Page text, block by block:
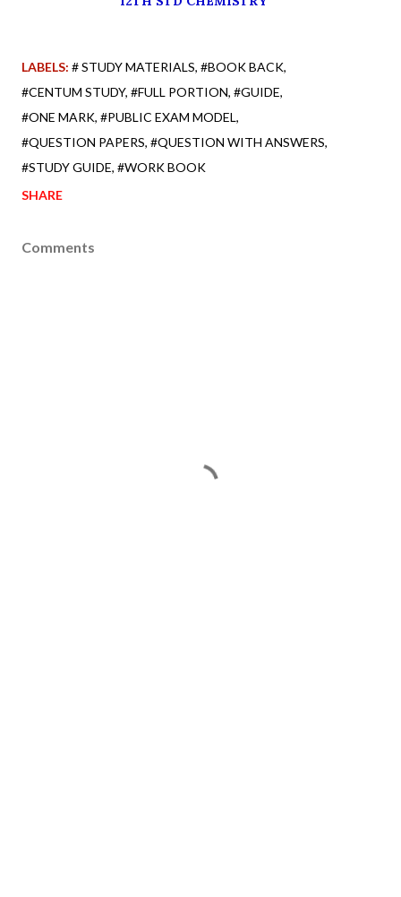
LABELS: # STUDY MATERIALS #BOOK BACK
#CENTUM STUDY #FULL PORTION #GUIDE
#ONE MARK #PUBLIC EXAM MODEL
#QUESTION PAPERS #QUESTION WITH ANSWERS
#STUDY GUIDE #WORK BOOK
SHARE
Comments